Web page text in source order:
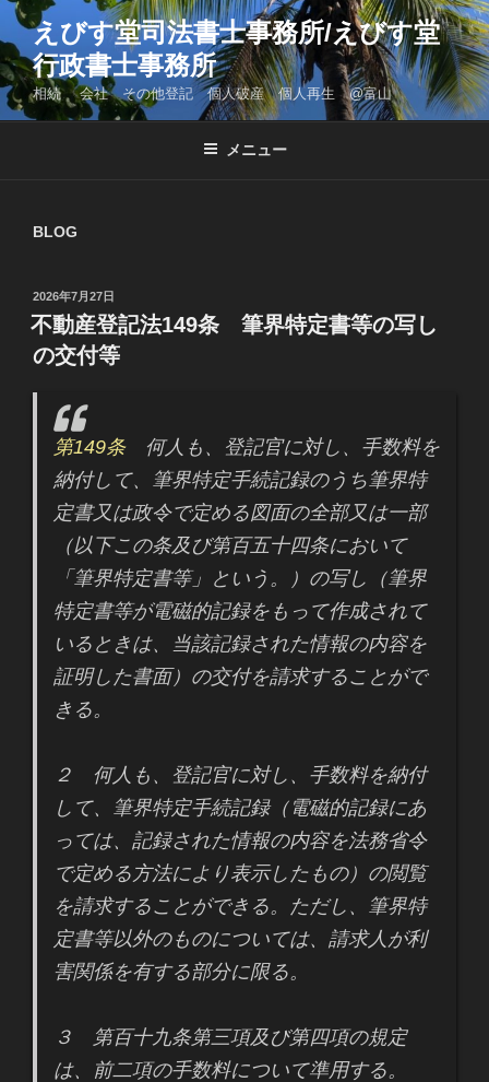
コ
ン
テ
ン
ツ
えびす堂司法書士事務所/えびす堂
行政書士事務所
相続 会社 その他登記 個人破産 個人再生 @富山
メニュー
BLOG
投
稿
日:
2026年7月27日
不動産登記法149条 筆界特定書等の写し
の交付等
第149条何人も、登記官に対し、手数料を
納付して、筆界特定手続記録のうち筆界特
定書又は政令で定める図面の全部又は一部
（以下この条及び第百五十四条において
「筆界特定書等」という。）の写し（筆界
特定書等が電磁的記録をもって作成されて
いるときは、当該記録された情報の内容を
証明した書面）の交付を請求することがで
きる。
２ 何人も、登記官に対し、手数料を納付
して、筆界特定手続記録（電磁的記録にあ
っては、記録された情報の内容を法務省令
で定める方法により表示したもの）の閲覧
を請求することができる。ただし、筆界特
定書等以外のものについては、請求人が利
害関係を有する部分に限る。
３ 第百十九条第三項及び第四項の規定
は、前二項の手数料について準用する。